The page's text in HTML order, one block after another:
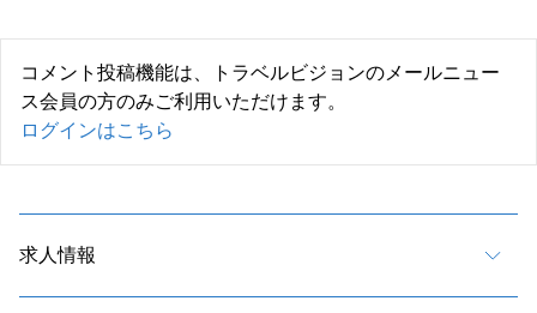
コメント投稿機能は、トラベルビジョンのメールニュー
ス会員の方のみご利用いただけます。
ログインはこちら
求人情報